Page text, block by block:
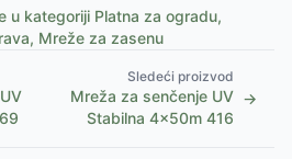
u kategoriji Platna za ogradu,
Mreže za zasenu
Sledeći proizvod
Mreža za senčenje UV
Stabilna 4x50m 416
→